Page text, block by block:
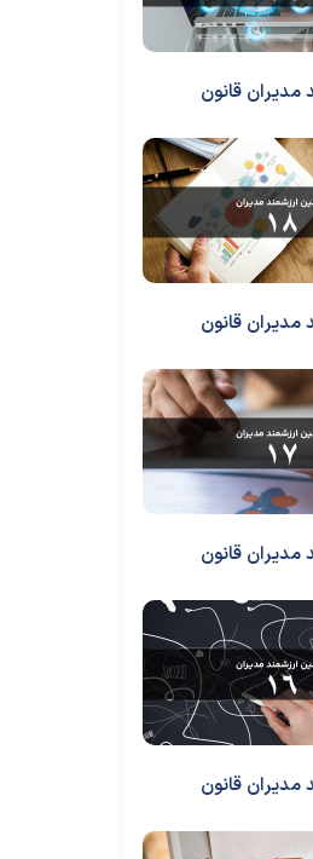
مدیران قانون
مدیران قانون
مدیران قانون
مدیران قانون